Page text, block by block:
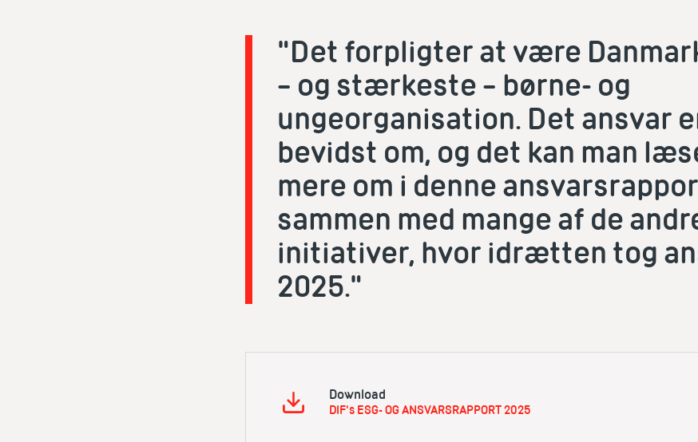
"Det forpligter at være
– og stærkeste – børne- og
ungeorganisation. Det ansvar
bevidst om, og det kan man
mere om i denne
sammen med mange af de
initiativer, hvor idrætten tog
2025."
Download
DIF's ESG- OG ANSVARSRAPPORT 2025